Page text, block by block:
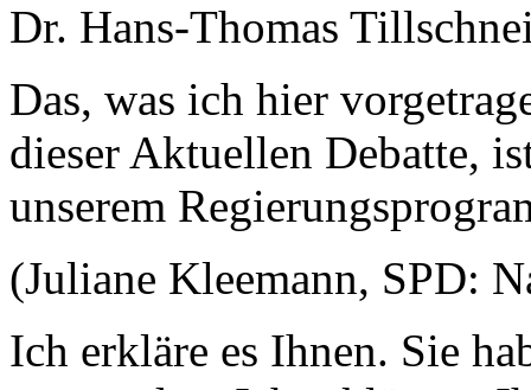
Dr. Hans-Thomas
Das, was ich hier
dieser Aktuellen Debatte,
unserem
(Juliane Kleemann, SPD:
Ich erkläre es Ihnen. Sie